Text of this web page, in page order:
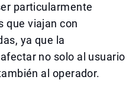
particularmente
que viajan con
ya que la
no solo al usuario
al operador.